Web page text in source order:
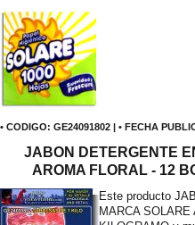
• CODIGO: GE24091802 | • FECHA
JABON DETERGENTE
AROMA FLORAL - 12
Este producto
MARCA